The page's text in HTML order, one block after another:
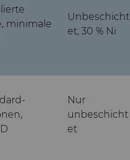
minimale
Unbeschicht
et, 30 % Ni
Nur
unbeschicht
et